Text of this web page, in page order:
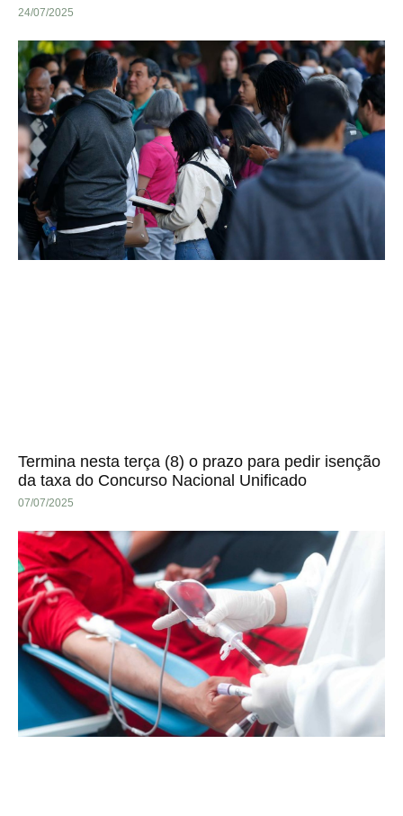
24/07/2025
Termina nesta terça (8) o prazo para pedir isenção
da taxa do Concurso Nacional Unificado
07/07/2025